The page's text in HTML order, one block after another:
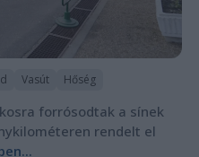
Vasút Hőség
forrósodtak a sínek
rendelt el